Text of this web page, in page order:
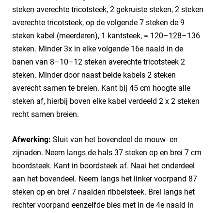
steken averechte tricotsteek, 2 gekruiste steken, 2 steken
averechte tricotsteek, op de volgende 7 steken de 9
steken kabel (meerderen), 1 kantsteek, = 120–128–136
steken. Minder 3x in elke volgende 16e naald in de
banen van 8–10–12 steken averechte tricotsteek 2
steken. Minder door naast beide kabels 2 steken
averecht samen te breien. Kant bij 45 cm hoogte alle
steken af, hierbij boven elke kabel verdeeld 2 x 2 steken
recht samen breien.
Afwerking: Sluit van het bovendeel de mouw- en
zijnaden. Neem langs de hals 37 steken op en brei 7 cm
boordsteek. Kant in boordsteek af. Naai het onderdeel
aan het bovendeel. Neem langs het linker voorpand 87
steken op en brei 7 naalden ribbelsteek. Brei langs het
rechter voorpand eenzelfde bies met in de 4e naald in